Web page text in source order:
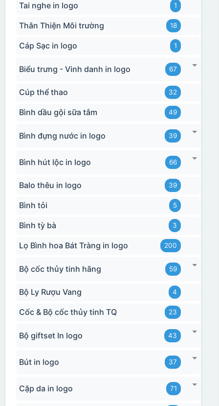
Tai nghe in logo 1
Thân Thiện Môi trường 18
Cáp Sạc in logo 1
Biểu trưng - Vinh danh in logo 67
Cúp thể thao 32
Bình dầu gội sữa tắm 49
Bình đựng nước in logo 39
Bình hút lộc in logo 66
Balo thêu in logo 39
Bình tỏi 5
Bình tỳ bà 3
Lọ Bình hoa Bát Tràng in logo 200
Bộ cốc thủy tinh hãng 59
Bộ Ly Rượu Vang 4
Cốc & Bộ cốc thủy tinh TQ 23
Bộ giftset In logo 43
Bút in logo 37
Cặp da in logo 71